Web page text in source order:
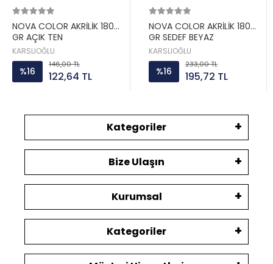
NOVA COLOR AKRİLİK 180
GR AÇIK TEN
KARSLIOĞLU
%16
146,00 TL
122,64 TL
NOVA COLOR AKRİLİK 180
GR SEDEF BEYAZ
KARSLIOĞLU
%16
233,00 TL
195,72 TL
Kategoriler
Bize Ulaşın
Kurumsal
Kategoriler